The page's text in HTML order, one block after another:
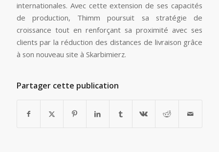
internationales. Avec cette extension de ses capacités
de production, Thimm poursuit sa stratégie de
croissance tout en renforçant sa proximité avec ses
clients par la réduction des distances de livraison grâce
à son nouveau site à Skarbimierz.
Partager cette publication